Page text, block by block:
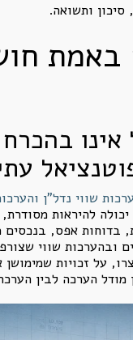
סיכון ותשואה.
באמת
להיראות
בדוחות אפס,
ובהערכות שווי
על זכויות שמימושן
הערכה לבין